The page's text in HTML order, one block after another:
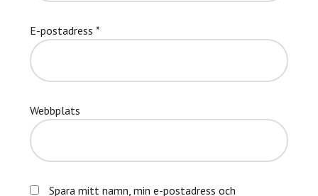
E-postadress*
Webbplats
Spara mitt namn, min e-postadress och